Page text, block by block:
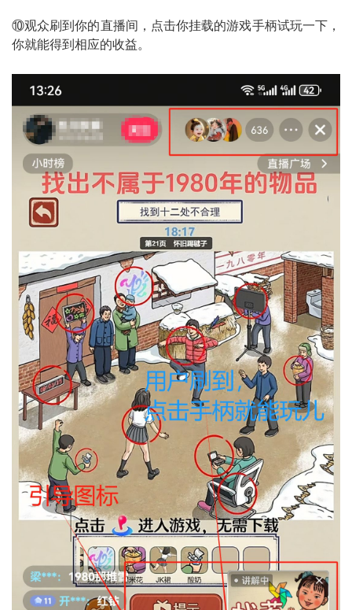
⑩观众刷到你的直播间，点击你挂载的游戏手柄试玩一下，
你就能得到相应的收益。